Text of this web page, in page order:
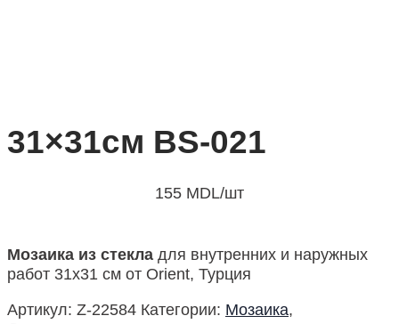
31×31см BS-021
155 MDL/шт
Мозаика из стекла для внутренних и наружных
работ 31х31 см от Orient, Турция
Артикул: Z-22584 Категории: Мозаика,